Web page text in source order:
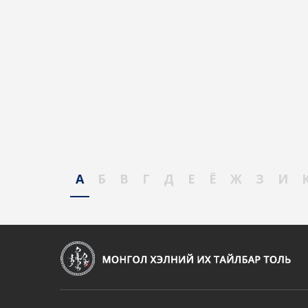
А Б В Г Д Е Ё Ж З И